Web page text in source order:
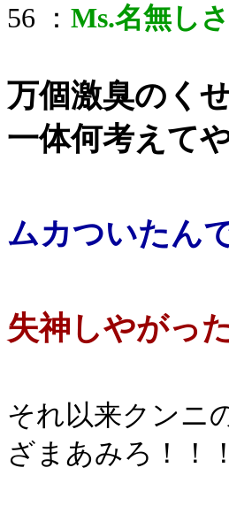
56 ： Ms.名無し
万個激臭のく
一体何考えて
ムカついたん
失神しやがった
それ以来クンニ
ざまあみろ！！！